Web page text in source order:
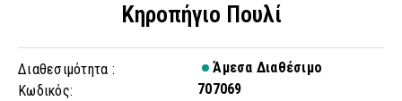
Κηροπήγιο Πουλί
Διαθεσιμότητα :
Άμεσα Διαθέσιμο
Κωδικός:
707069